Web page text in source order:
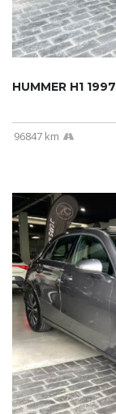
HUMMER H1 1997
96847 km